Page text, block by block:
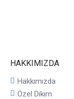
HAKKIMIZDA
Hakkımızda
Özel Dikim